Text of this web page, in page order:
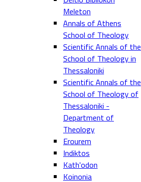
Meleton
Annals of Athens
School of Theology
Scientific Annals of the
School of Theology in
Thessaloniki
Scientific Annals of the
School of Theology of
Thessaloniki -
Department of
Theology
Erourem
Indiktos
Kath'odon
Koinonia